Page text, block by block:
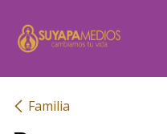
Familia